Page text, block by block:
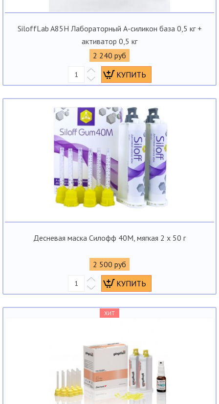
SiloffLab A85H Лабораторный А-силикон база 0,5 кг +
активатор 0,5 кг
2 240 руб
Десневая маска Силофф 40М, мягкая 2 х 50 г
2 500 руб
ХИТ